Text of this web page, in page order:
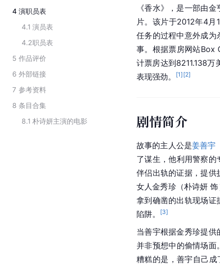
4 演职员表
4.1 演员表
4.2职员表
5 作品评价
6 外部链接
7 参考资料
8 条目合集
8.1 朴诗妍主演的电影
《香水》，是一部由金
片。该片于2012年4月
任务的过程中意外成为
事。根据票房网站Box
计票房达到8211.138万
表现强劲。
[1] [2]
剧情简介
故事的主人公是姜善宇
了谋生，他利用警察
伴侣出轨的证据，提供
女人金秀珍（朴诗妍
拿到确凿的出轨现场证
陷阱。
[3]
当善宇根据金秀珍提
并非预想中的偷情场
糟糕的是，善宇自己成